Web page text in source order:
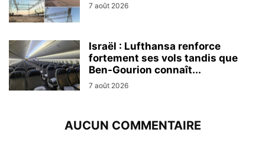
7 août 2026
Israël : Lufthansa renforce
fortement ses vols tandis que
Ben-Gourion connaît...
7 août 2026
AUCUN COMMENTAIRE